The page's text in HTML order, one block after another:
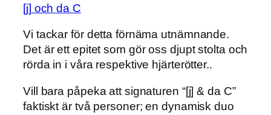
[j] och da C
Vi tackar för detta förnäma utnämnande.
Det är ett epitet som gör oss djupt stolta och
rörda in i våra respektive hjärterötter..
Vill bara påpeka att signaturen “[j] & da C”
faktiskt är två personer; en dynamisk duo